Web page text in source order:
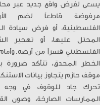
يسعى لفرض واقع جديد عبر
مرفوضة قاطعاً لضم
الفلسطينية، أو فرض سيادة
المحتل عليها، أو تهجير
الفلسطيني قسراً من أرضه.
الخطر المحدق، تتأكد ضرورة
موقف حازم يتجاوز بيانات
تحرك جاد للوقوف في وجه
الممارسات الصارخة، وصون